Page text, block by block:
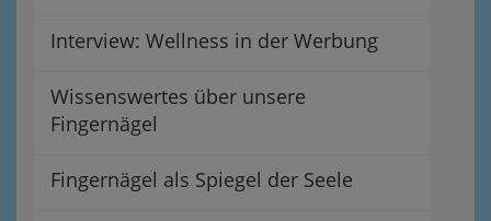
Interview: Wellness in der Werbung
Wissenswertes über unsere
Fingernägel
Fingernägel als Spiegel der Seele